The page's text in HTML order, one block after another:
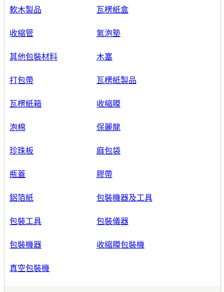
軟木製品 瓦楞紙盒
收縮管 氣泡墊
其他包裝材料 木塞
打包帶 瓦楞紙製品
瓦楞紙箱 收縮膜
泡棉 保麗龍
珍珠板 麻包袋
瓶蓋 膠帶
鋁箔紙 包裝機器及工具
包裝工具 包裝儀器
包裝機器 收縮膜包裝機
真空包裝機